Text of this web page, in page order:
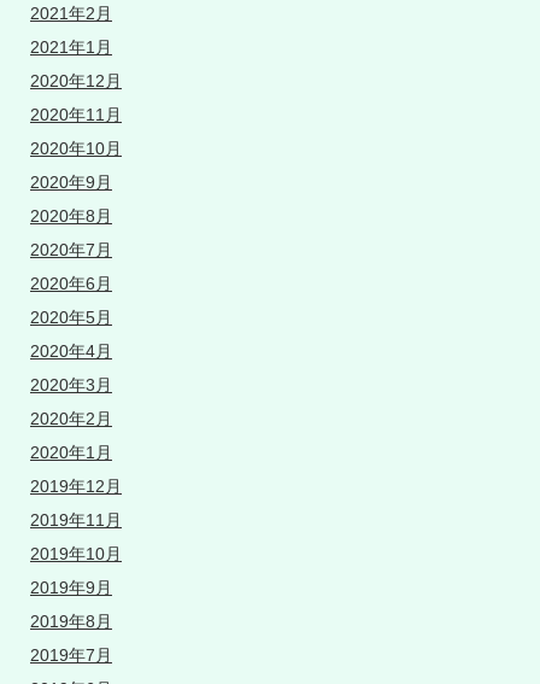
2021年2月
2021年1月
2020年12月
2020年11月
2020年10月
2020年9月
2020年8月
2020年7月
2020年6月
2020年5月
2020年4月
2020年3月
2020年2月
2020年1月
2019年12月
2019年11月
2019年10月
2019年9月
2019年8月
2019年7月